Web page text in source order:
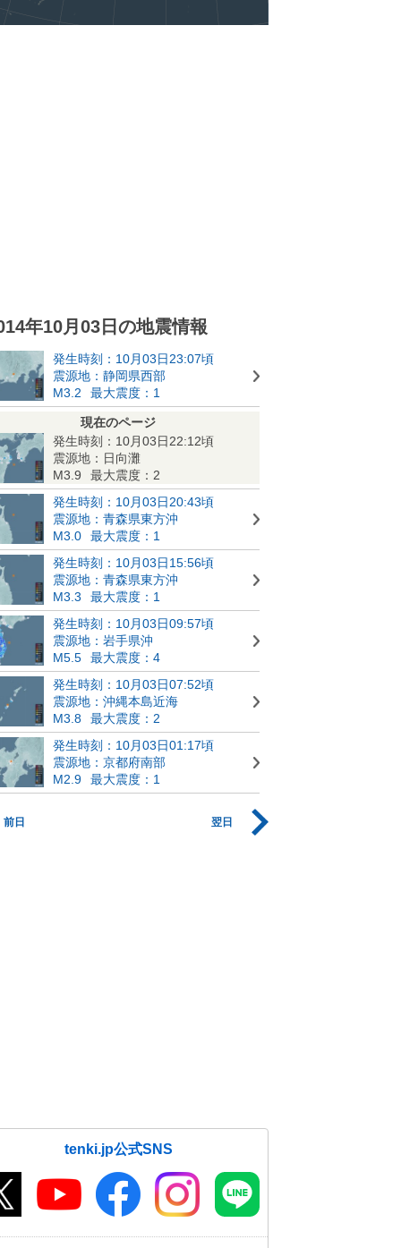
年10月03日の地震情報
発生時刻：10月03日23:07頃
震源地：静岡県西部
M3.2
最大震度：1
現在のページ
発生時刻：10月03日22:12頃
震源地：日向灘
M3.9
最大震度：2
発生時刻：10月03日20:43頃
震源地：青森県東方沖
M3.0
最大震度：1
発生時刻：10月03日15:56頃
震源地：青森県東方沖
M3.3
最大震度：1
発生時刻：10月03日09:57頃
震源地：岩手県沖
M5.5
最大震度：4
発生時刻：10月03日07:52頃
震源地：沖縄本島近海
M3.8
最大震度：2
発生時刻：10月03日01:17頃
震源地：京都府南部
M2.9
最大震度：1
前日 翌日
tenki.jp公式SNS